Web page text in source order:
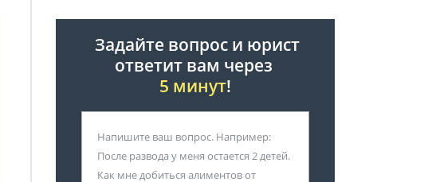
Задайте вопрос и юрист
ответит вам через
5 минут!